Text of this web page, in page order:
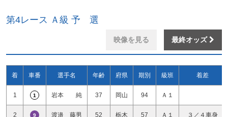
第4レース Ａ級 予 選
映像を見る 最終オッズ
着 車番 選手名 年齢 府県 期別 級班 着差
1 1 岩本 純 37 岡山 94 Ａ１
2 9 渡邉 藤男 52 栃木 57 Ａ１ ３／４車身